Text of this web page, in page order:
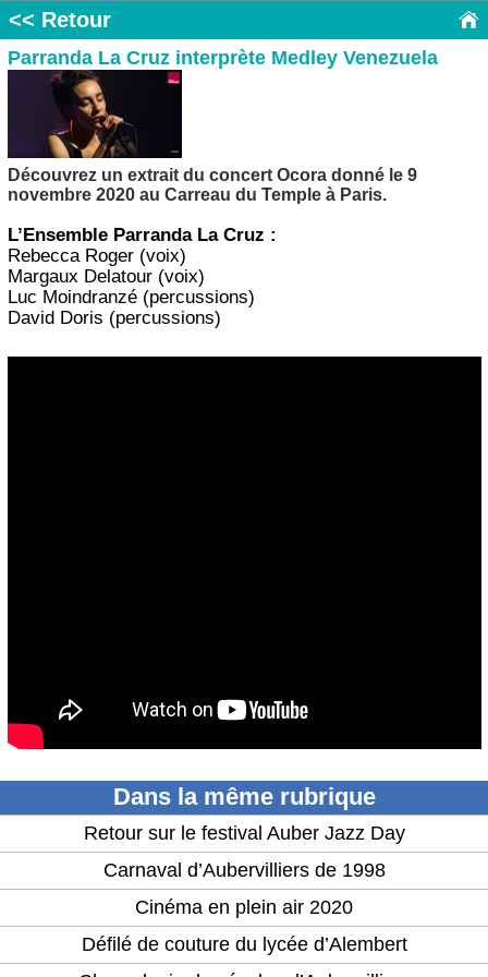
<< Retour
Parranda La Cruz interprète Medley Venezuela
Découvrez un extrait du concert Ocora donné le 9
novembre 2020 au Carreau du Temple à Paris.
L’Ensemble Parranda La Cruz :
Rebecca Roger (voix)
Margaux Delatour (voix)
Luc Moindranzé (percussions)
David Doris (percussions)
Dans la même rubrique
Retour sur le festival Auber Jazz Day
Carnaval d’Aubervilliers de 1998
Cinéma en plein air 2020
Défilé de couture du lycée d’Alembert